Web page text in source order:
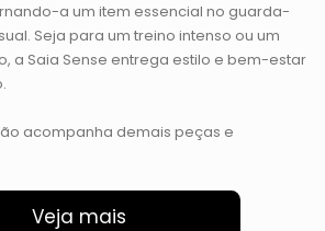
a um item essencial no guarda-
Seja para um treino intenso ou um
a Saia Sense entrega estilo e bem-estar
acompanha demais peças e
Veja mais